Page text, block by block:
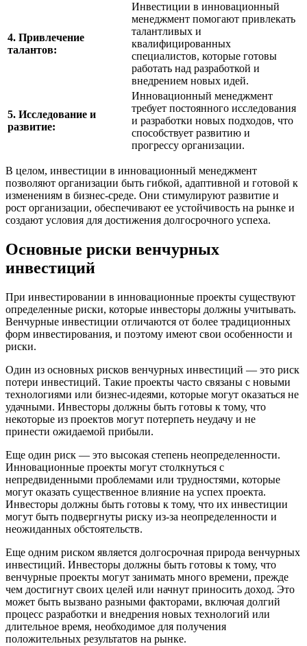
4. Привлечение
талантов:
Инвестиции в инновационный
менеджмент помогают привлекать
талантливых и
квалифицированных
специалистов, которые готовы
работать над разработкой и
внедрением новых идей.
5. Исследование и
развитие:
Инновационный менеджмент
требует постоянного исследования
и разработки новых подходов, что
способствует развитию и
прогрессу организации.
В целом, инвестиции в инновационный менеджмент
позволяют организации быть гибкой, адаптивной и готовой к
изменениям в бизнес-среде. Они стимулируют развитие и
рост организации, обеспечивают ее устойчивость на рынке и
создают условия для достижения долгосрочного успеха.
Основные риски венчурных
инвестиций
При инвестировании в инновационные проекты существуют
определенные риски, которые инвесторы должны учитывать.
Венчурные инвестиции отличаются от более традиционных
форм инвестирования, и поэтому имеют свои особенности и
риски.
Один из основных рисков венчурных инвестиций — это риск
потери инвестиций. Такие проекты часто связаны с новыми
технологиями или бизнес-идеями, которые могут оказаться не
удачными. Инвесторы должны быть готовы к тому, что
некоторые из проектов могут потерпеть неудачу и не
принести ожидаемой прибыли.
Еще один риск — это высокая степень неопределенности.
Инновационные проекты могут столкнуться с
непредвиденными проблемами или трудностями, которые
могут оказать существенное влияние на успех проекта.
Инвесторы должны быть готовы к тому, что их инвестиции
могут быть подвергнуты риску из-за неопределенности и
неожиданных обстоятельств.
Еще одним риском является долгосрочная природа венчурных
инвестиций. Инвесторы должны быть готовы к тому, что
венчурные проекты могут занимать много времени, прежде
чем достигнут своих целей или начнут приносить доход. Это
может быть вызвано разными факторами, включая долгий
процесс разработки и внедрения новых технологий или
длительное время, необходимое для получения
положительных результатов на рынке.